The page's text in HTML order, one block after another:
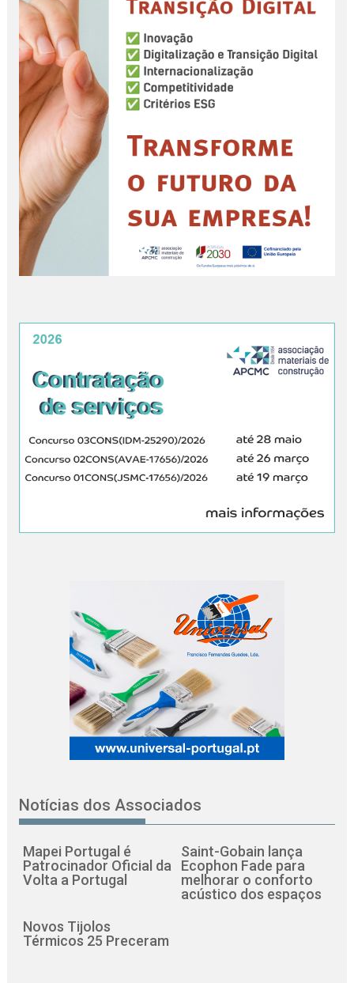
Notícias dos Associados
Mapei Portugal é
Patrocinador Oficial da
Volta a Portugal
Saint-Gobain lança
Ecophon Fade para
melhorar o conforto
acústico dos espaços
Novos Tijolos
Térmicos 25 Preceram